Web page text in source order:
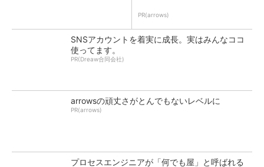
PR(arrows)
SNSアカウントを着実に成長。実はみんなココ
使ってます。
PR(Dreaw合同会社)
arrowsの頑丈さがとんでもないレベルに
PR(arrows)
プロセスエンジニアが「何でも屋」と呼ばれる